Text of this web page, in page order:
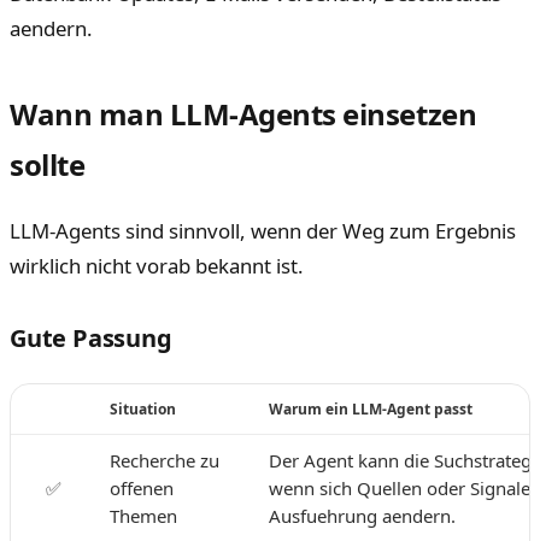
aendern.
Wann man LLM-Agents einsetzen
sollte
LLM-Agents sind sinnvoll, wenn der Weg zum Ergebnis
wirklich nicht vorab bekannt ist.
Gute Passung
Situation Warum ein LLM-Agent passt
✅
Recherche zu
offenen
Themen
Der Agent kann die
wenn sich Quellen oder Signale
Ausfuehrung aendern.